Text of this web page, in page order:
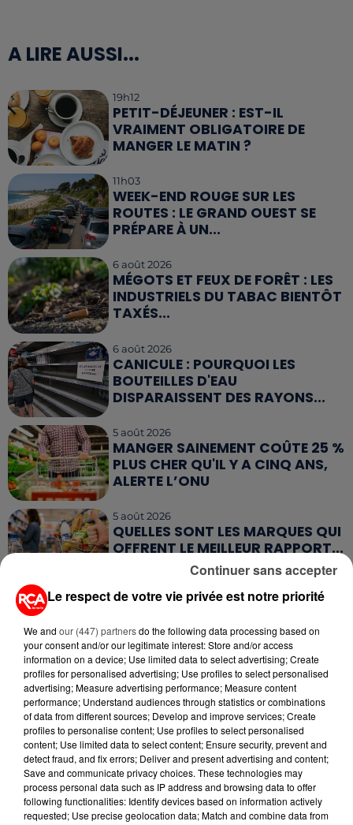
A LIRE AUSSI...
19h12
PETIT-DÉJEUNER : EST-IL
VRAIMENT OBLIGATOIRE DE
MANGER LE MATIN ?
11h03
WEEK-END ROUGE SUR LES
ROUTES : LE GRAND OUEST SE
PRÉPARE À UN...
6 août 2026
MÉGOTS ET FEUX DE FORÊT : LES
INDUSTRIELS DU TABAC BIENTÔT
TAXÉS...
6 août 2026
CANICULE : POURQUOI LES
BOUTEILLES D'EAU
DISPARAISSENT DES RAYONS...
5 août 2026
MANGER SAINEMENT COÛTE 25 %
PLUS CHER QU'IL Y A CINQ ANS,
ALERTE L’ONU
5 août 2026
QUELLES SONT LES MARQUES QUI
OFFRENT LE MEILLEUR RAPPORT...
RETROUVEZ TOUTE L'ACTU DE LA RÉGION ET
RECEVEZ LES ALERTES INFOS DE LA RÉDACTION
EN TÉLÉCHARGEANT L'APPLICATION MOBILE
RCA
LA RÉDACTION
RCA
Voir toute l'équipe RCA
Le respect de votre vie privée est notre priorité
We and our (447) partnersdo the following data processing based on
your consent and/or our legitimate interest: Store and/or access
information on a device; Use limited data to select advertising; Create
profiles for personalised advertising; Use profiles to select personalised
advertising; Measure advertising performance; Measure content
performance; Understand audiences through statistics or combinations
of data from different sources; Develop and improve services; Create
profiles to personalise content; Use profiles to select personalised
content; Use limited data to select content; Ensure security, prevent and
detect fraud, and fix errors; Deliver and present advertising and content;
Save and communicate privacy choices. These technologies may
process personal data such as IP address and browsing data to offer
following functionalities: Identify devices based on information actively
requested; Use precise geolocation data; Match and combine data from
Continuer sans accepter